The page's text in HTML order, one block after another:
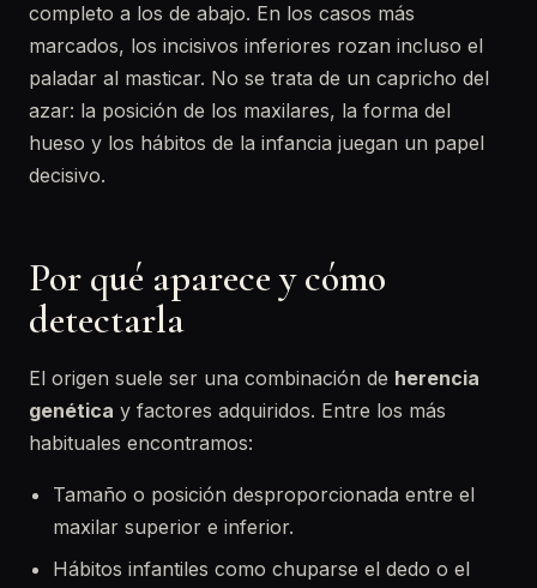
completo a los de abajo. En los casos más
marcados, los incisivos inferiores rozan incluso el
paladar al masticar. No se trata de un capricho del
azar: la posición de los maxilares, la forma del
hueso y los hábitos de la infancia juegan un papel
decisivo.
Por qué aparece y cómo
detectarla
El origen suele ser una combinación de herencia
genética y factores adquiridos. Entre los más
habituales encontramos:
Tamaño o posición desproporcionada entre el
maxilar superior e inferior.
Hábitos infantiles como chuparse el dedo o el